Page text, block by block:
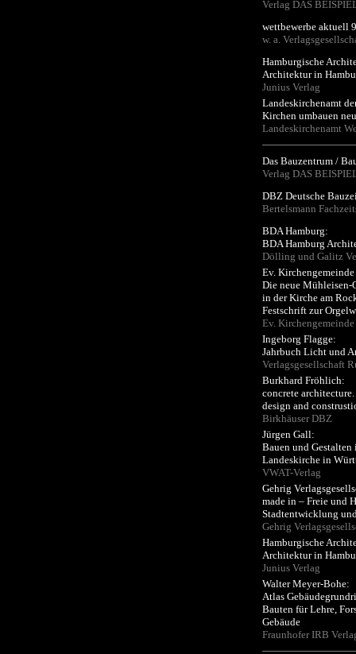
Verlag DAS
wettbewerbe aktuell
w. a.
Hamburgische
Architektur in
Junius Verlag
Landeskirchenamt
Kirchen umbauen
Landeskirchenamt
Das Bauzentrum /
Verlag DAS
DBZ Deutsche
Bertelsmann
BDA Hamburg:
BDA Hamburg
Dölling und Galitz
Ev.
Die neue Mühleisen-
in der Kirche am
Festschrift zur
Ev.
Ingeborg Flagge:
Jahrbuch Licht und
Verlagsgesellschaft
Burkhard Fröhlich:
concrete architecture.
design and
Birkhäuser DBZ
Jürgen Gall:
Bauen und
Landeskirche in
VWAT-Verlag
Gehrig
made in – Freie und
Stadtentwicklung
Gehrig
Hamburgische
Architektur in
Junius Verlag
Walter Meyer-Bohe:
Atlas
Bauten für Lehre,
Gebäude
Fraunhofer IRB